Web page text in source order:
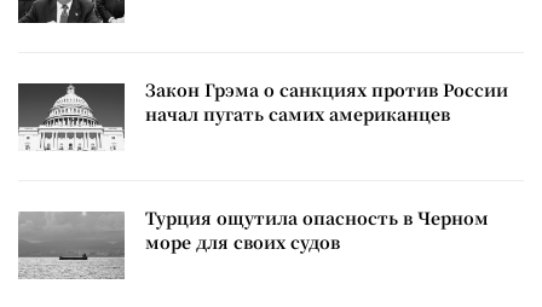
Закон Грэма о санкциях против России
начал пугать самих американцев
Турция ощутила опасность в Черном
море для своих судов